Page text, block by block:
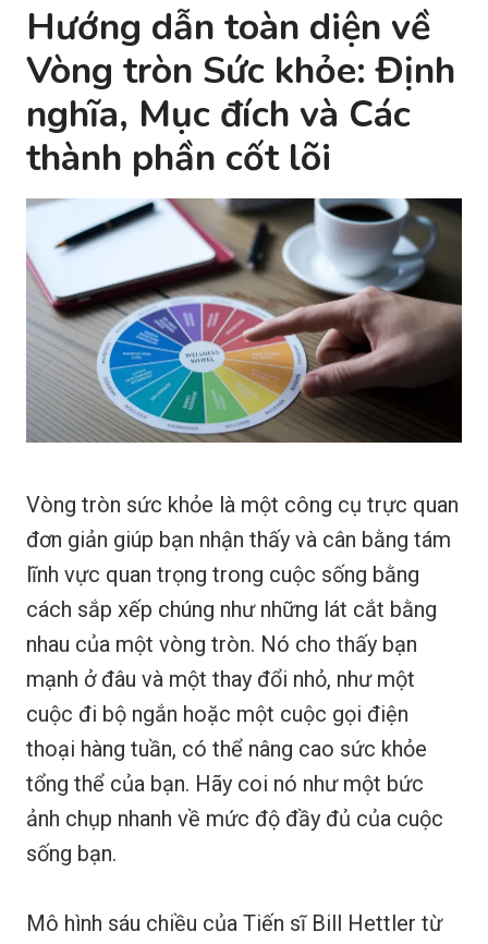
Hướng dẫn toàn diện về
Vòng tròn Sức khỏe: Định
nghĩa, Mục đích và Các
thành phần cốt lõi
Vòng tròn sức khỏe là một công cụ trực quan
đơn giản giúp bạn nhận thấy và cân bằng tám
lĩnh vực quan trọng trong cuộc sống bằng
cách sắp xếp chúng như những lát cắt bằng
nhau của một vòng tròn. Nó cho thấy bạn
mạnh ở đâu và một thay đổi nhỏ, như một
cuộc đi bộ ngắn hoặc một cuộc gọi điện
thoại hàng tuần, có thể nâng cao sức khỏe
tổng thể của bạn. Hãy coi nó như một bức
ảnh chụp nhanh về mức độ đầy đủ của cuộc
sống bạn.
Mô hình sáu chiều của Tiến sĩ Bill Hettler từ